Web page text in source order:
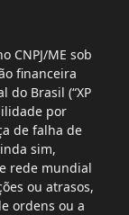
CNPJ/ME sob
financeira
do Brasil (“XP
por
de falha de
sim,
rede mundial
ou atrasos,
ordens ou a